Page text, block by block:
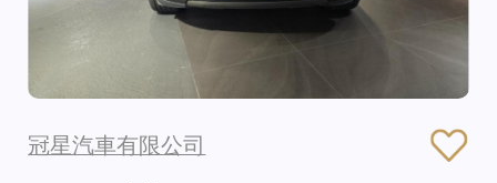
冠星汽車有限公司